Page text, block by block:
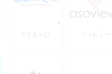
そとあそび アソビュー